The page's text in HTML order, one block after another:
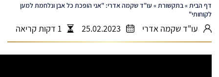
דף הבית »בתקשורת » עו"ד שקמה אדרי: "אני הופכת כל אבן ונלחמת למען
לקוחותי"
עו"ד שקמה אדרי 25.02.2023 1 דקות קריאה